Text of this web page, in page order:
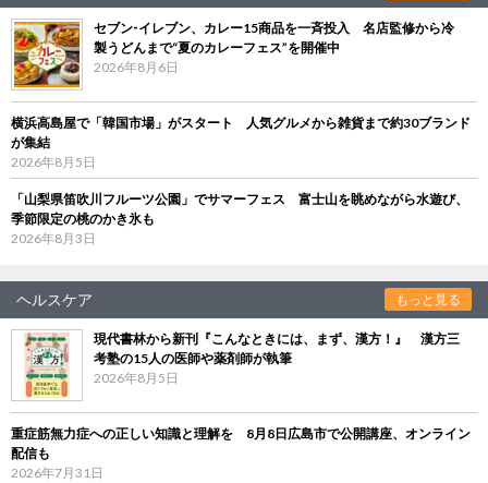
セブン‐イレブン、カレー15商品を一斉投入 名店監修から冷
製うどんまで“夏のカレーフェス”を開催中
2026年8月6日
横浜高島屋で「韓国市場」がスタート 人気グルメから雑貨まで約30ブランド
が集結
2026年8月5日
「山梨県笛吹川フルーツ公園」でサマーフェス 富士山を眺めながら水遊び、
季節限定の桃のかき氷も
2026年8月3日
ヘルスケア もっと見る
現代書林から新刊『こんなときには、まず、漢方！』 漢方三
考塾の15人の医師や薬剤師が執筆
2026年8月5日
重症筋無力症への正しい知識と理解を 8月8日広島市で公開講座、オンライン
配信も
2026年7月31日